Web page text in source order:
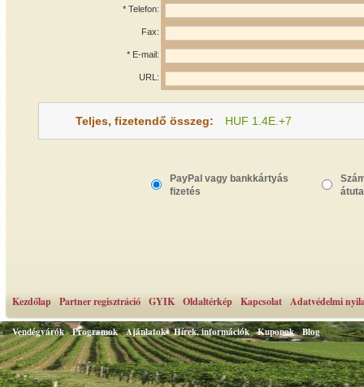
* Telefon:
Fax:
* E-mail:
URL:
Teljes, fizetendő összeg: HUF 1.4E.+7
PayPal vagy bankkártyás
fizetés
Kezdőlap Partner regisztráció GYIK Oldaltérkép Kapcsolat Adatvédelmi
Vendégvárók Programok Ajánlatok Hírek, információk Kuponok Blog